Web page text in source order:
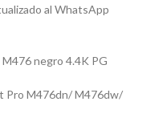
al WhatsApp
negro 4.4K PG
Pro M476dn/ M476dw/